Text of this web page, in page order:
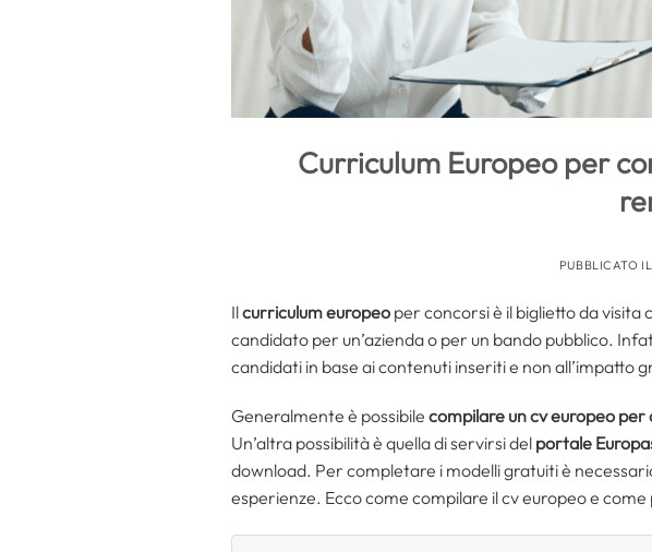
Curriculum Europeo per
PUBBLICATO IL
Ilcurriculum europeo per concorsi è il biglietto da
candidato per un’azienda o per un bando pubblico.
candidati in base ai contenuti inseriti e non all’impatto
Generalmente è possibile compilare un cv europeo per
Un’altra possibilità è quella di servirsi del portale
download. Per completare i modelli gratuiti è
esperienze. Ecco come compilare il cv europeo e